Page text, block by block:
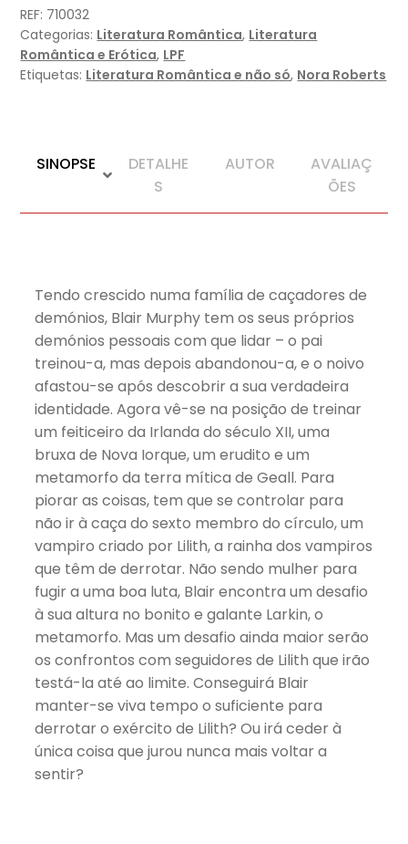
REF: 710032
Categorias: Literatura Romântica, Literatura
Romântica e Erótica, LPF
Etiquetas: Literatura Romântica e não só, Nora Roberts
SINOPSE
DETALHE
S
AUTOR
AVALIAÇ
ÕES
Tendo crescido numa família de caçadores de
demónios, Blair Murphy tem os seus próprios
demónios pessoais com que lidar – o pai
treinou-a, mas depois abandonou-a, e o noivo
afastou-se após descobrir a sua verdadeira
identidade. Agora vê-se na posição de treinar
um feiticeiro da Irlanda do século XII, uma
bruxa de Nova Iorque, um erudito e um
metamorfo da terra mítica de Geall. Para
piorar as coisas, tem que se controlar para
não ir à caça do sexto membro do círculo, um
vampiro criado por Lilith, a rainha dos vampiros
que têm de derrotar. Não sendo mulher para
fugir a uma boa luta, Blair encontra um desafio
à sua altura no bonito e galante Larkin, o
metamorfo. Mas um desafio ainda maior serão
os confrontos com seguidores de Lilith que irão
testá-la até ao limite. Conseguirá Blair
manter-se viva tempo o suficiente para
derrotar o exército de Lilith? Ou irá ceder à
única coisa que jurou nunca mais voltar a
sentir?